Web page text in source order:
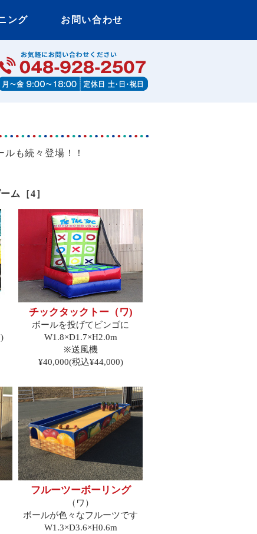
装ならエミール東京
ング お問い合わせ
も続々登場！！
ム［4］
チックタックトー（ワ)
ボールを投げてビンゴに
W1.8×D1.7×H2.0m
※送風機
¥40,000(税込¥44,000)
フルーツーボーリング
（ワ）
ボールが色々なフルーツです
W1.3×D3.6×H0.6m